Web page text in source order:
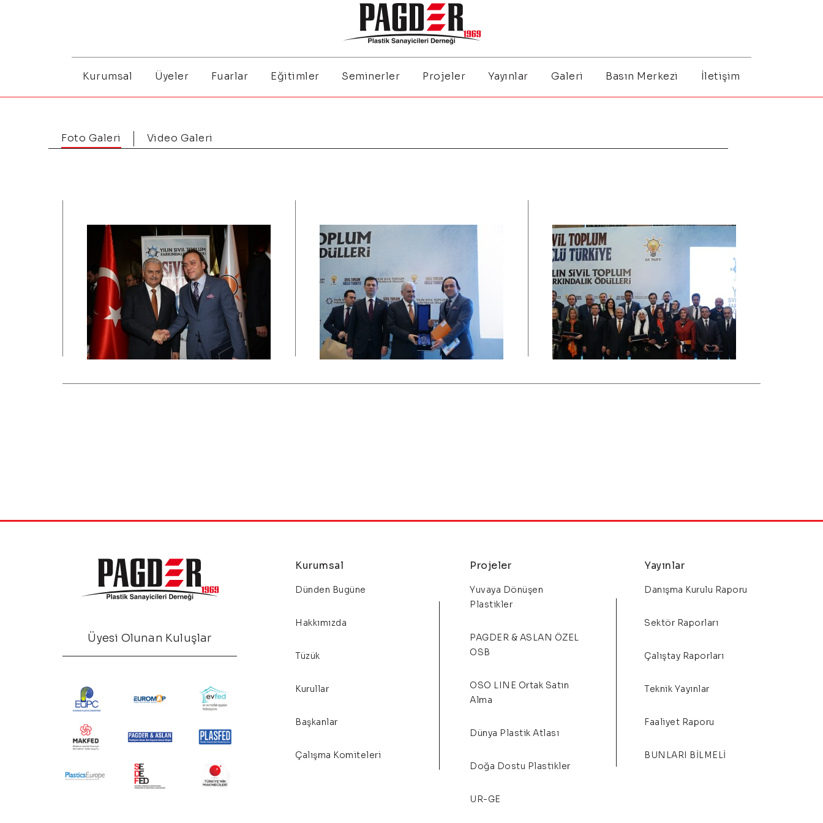
Kurumsal Üyeler Fuarlar Eğitimler Seminerler Projeler Yayınlar Galeri Basın Merkezi İletişim
Foto Galeri Video Galeri
Üyesi Olunan Kuluşlar
Kurumsal
Dünden Bugüne
Hakkımızda
Tüzük
Kurullar
Başkanlar
Çalışma Komiteleri
Projeler
Yuvaya Dönüşen
Plastikler
PAGDER & ASLAN ÖZEL
OSB
OSO LINE Ortak Satın
Alma
Dünya Plastik Atlası
Doğa Dostu Plastikler
UR-GE
Yayınlar
Danışma Kurulu Raporu
Sektör Raporları
Çalıştay Raporları
Teknik Yayınlar
Faaliyet Raporu
BUNLARI BİLMELİ